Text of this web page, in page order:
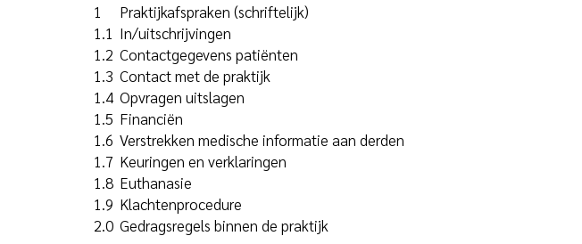
1
Praktijkafspraken (schriftelijk)
1.1 In/uitschrijvingen
1.2 Contactgegevens patiënten
1.3 Contact met de praktijk
1.4 Opvragen uitslagen
1.5 Financiën
1.6 Verstrekken medische informatie aan derden
1.7 Keuringen en verklaringen
1.8 Euthanasie
1.9 Klachtenprocedure
2.0 Gedragsregels binnen de praktijk